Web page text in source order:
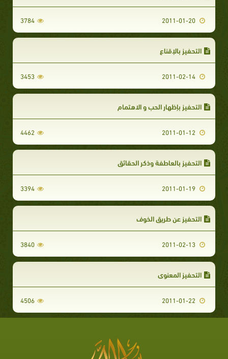
3784
التحفيز بالإقناع
3453
التحفيز بإظهار الحب و الاهتمام
4462
التحفيز بالعاطفة وذكر الحقائق
3394
التحفيز عن طريق الخوف
3840
التحفيز المعنوي
4506